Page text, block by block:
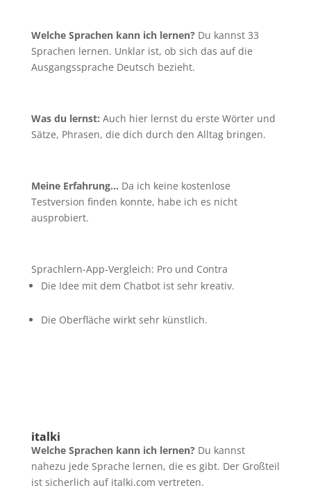
Welche Sprachen kann ich lernen? Du kannst 33
Sprachen lernen. Unklar ist, ob sich das auf die
Ausgangssprache Deutsch bezieht.
Was du lernst: Auch hier lernst du erste Wörter und
Sätze, Phrasen, die dich durch den Alltag bringen.
Meine Erfahrung… Da ich keine kostenlose
Testversion finden konnte, habe ich es nicht
ausprobiert.
Sprachlern-App-Vergleich: Pro und Contra
Die Idee mit dem Chatbot ist sehr kreativ.
Die Oberfläche wirkt sehr künstlich.
italki
Welche Sprachen kann ich lernen? Du kannst
nahezu jede Sprache lernen, die es gibt. Der Großteil
ist sicherlich auf italki.com vertreten.